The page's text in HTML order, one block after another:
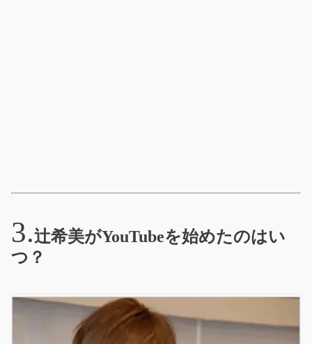
辻希美がYouTubeを始めたのはい
つ？